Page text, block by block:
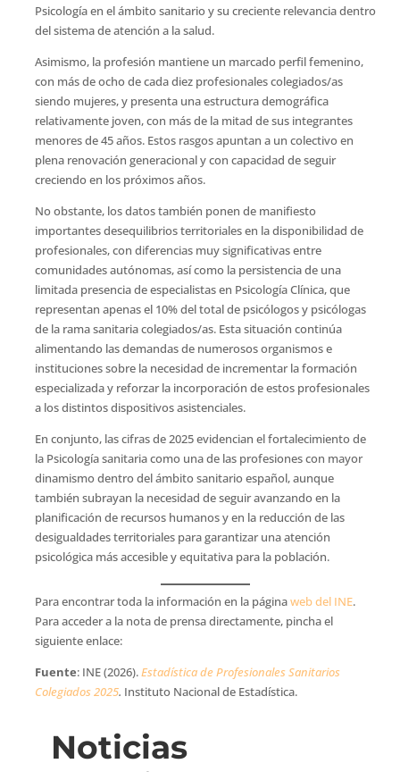
Psicología en el ámbito sanitario y su creciente relevancia dentro
del sistema de atención a la salud.
Asimismo, la profesión mantiene un marcado perfil femenino,
con más de ocho de cada diez profesionales colegiados/as
siendo mujeres, y presenta una estructura demográfica
relativamente joven, con más de la mitad de sus integrantes
menores de 45 años. Estos rasgos apuntan a un colectivo en
plena renovación generacional y con capacidad de seguir
creciendo en los próximos años.
No obstante, los datos también ponen de manifiesto
importantes desequilibrios territoriales en la disponibilidad de
profesionales, con diferencias muy significativas entre
comunidades autónomas, así como la persistencia de una
limitada presencia de especialistas en Psicología Clínica, que
representan apenas el 10% del total de psicólogos y psicólogas
de la rama sanitaria colegiados/as. Esta situación continúa
alimentando las demandas de numerosos organismos e
instituciones sobre la necesidad de incrementar la formación
especializada y reforzar la incorporación de estos profesionales
a los distintos dispositivos asistenciales.
En conjunto, las cifras de 2025 evidencian el fortalecimiento de
la Psicología sanitaria como una de las profesiones con mayor
dinamismo dentro del ámbito sanitario español, aunque
también subrayan la necesidad de seguir avanzando en la
planificación de recursos humanos y en la reducción de las
desigualdades territoriales para garantizar una atención
psicológica más accesible y equitativa para la población.
Para encontrar toda la información en la páginaweb del INE.
Para acceder a la nota de prensa directamente, pincha el
siguiente enlace:
Fuente: INE (2026).Estadística de Profesionales Sanitarios
Colegiados 2025. Instituto Nacional de Estadística.
Noticias